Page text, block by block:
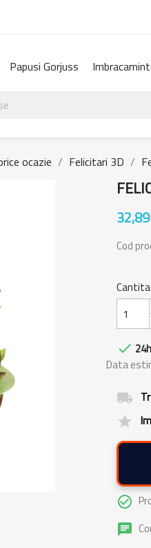
Papusi Gorjuss
ocazie Felicitari 3D
Cod

Data
local_shipping
grade
check_circle_outline
chat